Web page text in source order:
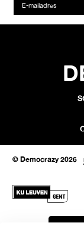
© Democrazy 2026